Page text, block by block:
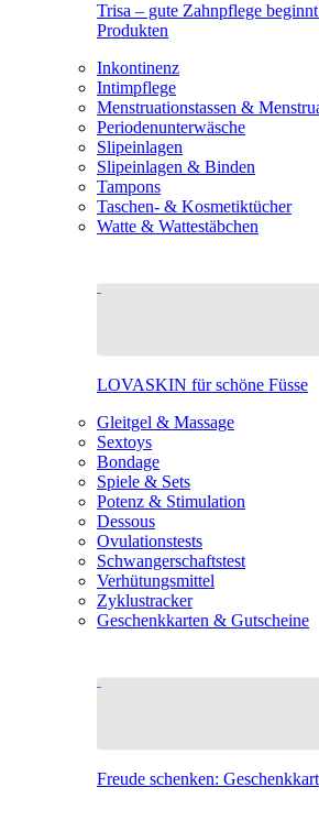
Trisa – gute Zahnpflege
Produkten
Inkontinenz
Intimpflege
Menstruationstassen &
Periodenunterwäsche
Slipeinlagen
Slipeinlagen & Binden
Tampons
Taschen- & Kosmetiktücher
Watte & Wattestäbchen
LOVASKIN für schöne Füsse
Gleitgel & Massage
Sextoys
Bondage
Spiele & Sets
Potenz & Stimulation
Dessous
Ovulationstests
Schwangerschaftstest
Verhütungsmittel
Zyklustracker
Geschenkkarten & Gutscheine
Freude schenken: